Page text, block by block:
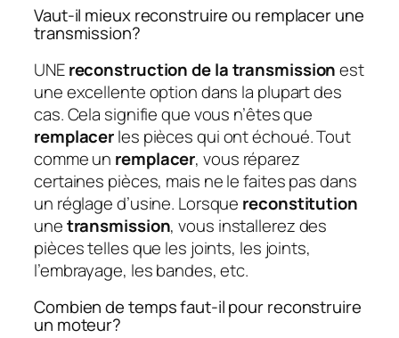
Vaut-il mieux reconstruire ou remplacer une
transmission?
UNEreconstruction de la transmissionest
une excellente option dans la plupart des
cas. Cela signifie que vous n’êtes que
remplacerles pièces qui ont échoué. Tout
comme un remplacer, vous réparez
certaines pièces, mais ne le faites pas dans
un réglage d’usine. Lorsque reconstitution
unetransmission, vous installerez des
pièces telles que les joints, les joints,
l’embrayage, les bandes, etc.
Combien de temps faut-il pour reconstruire
un moteur?